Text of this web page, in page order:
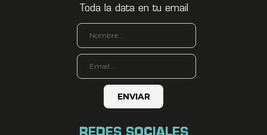
Toda la data en tu email